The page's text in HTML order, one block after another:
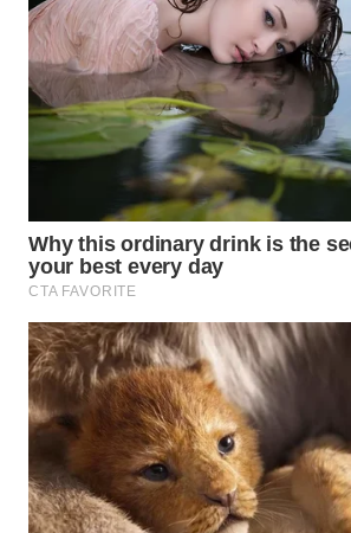
WN
SOLO
WN
BOROBUDUR
WN
MADURA
SURABAYA
WN
NATUNA
WN
BINTAN